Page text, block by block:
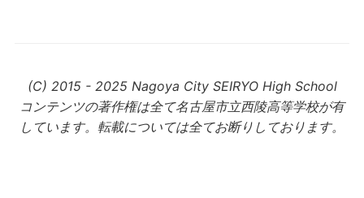
(C) 2015 - 2025 Nagoya City SEIRYO High School
コンテンツの著作権は全て名古屋市立西陵高等学校が有
しています。転載については全てお断りしております。